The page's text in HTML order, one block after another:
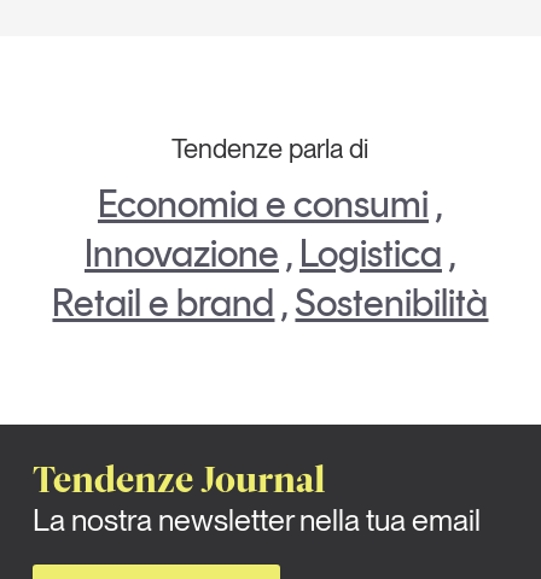
Tendenze parla di
Economia e consumi ,
Innovazione , Logistica ,
Retail e brand ,Sostenibilità
Tendenze Journal
La nostra newsletter nella tua email